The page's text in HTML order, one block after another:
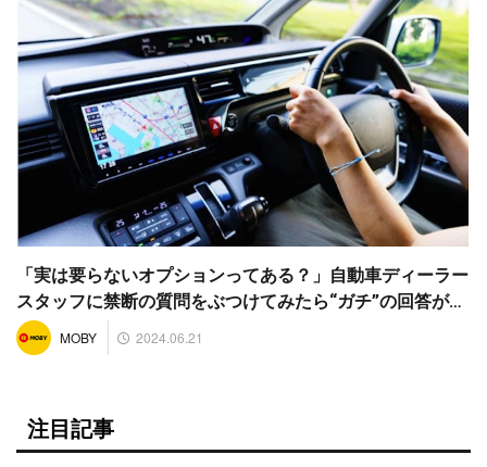
「実は要らないオプションってある？」自動車ディーラー
スタッフに禁断の質問をぶつけてみたら“ガチ”の回答が…
MOBY 2024.06.21
注目記事